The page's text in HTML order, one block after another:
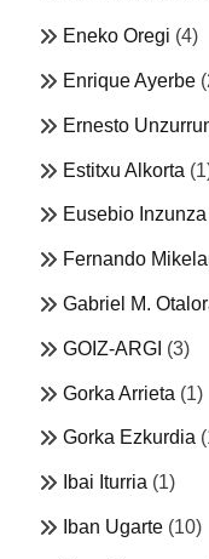
Eneko Oregi (4)
Enrique Ayerbe
Ernesto
Estitxu Alkorta
Eusebio Inzunza
Fernando
Gabriel M.
GOIZ-ARGI (3)
Gorka Arrieta (1)
Gorka Ezkurdia
Ibai Iturria (1)
Iban Ugarte (10)